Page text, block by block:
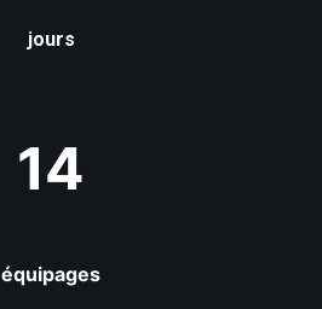
jours
14
équipages